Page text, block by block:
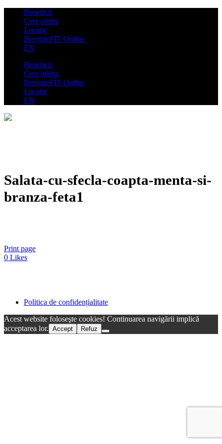
Beneficii
Cere oferta
Locatie
BecomeFIT Online
EN
Beneficii
Cere oferta
BecomeFIT Online
Locatie
EN
Salata-cu-sfecla-coapta-menta-si-
branza-feta1
Print page
0 Likes
Politica de confidențialitate
Acest website foloseşte cookies! Continuarea navigării implică
acceptarea lor. Accept Refuz